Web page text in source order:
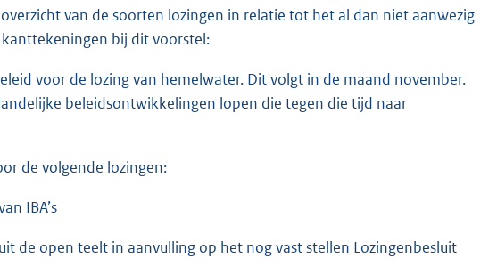
van de soorten lozingen in relatie tot het al dan niet aanwezig
bij dit voorstel:
voor de lozing van hemelwater. Dit volgt in de maand november.
beleidsontwikkelingen lopen die tegen die tijd naar
de volgende lozingen:
IBA’s
de open teelt in aanvulling op het nog vast stellen Lozingenbesluit